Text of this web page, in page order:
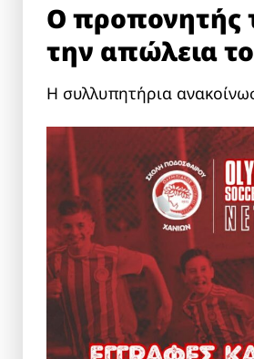
Ο προπονητής
την απώλεια
Η συλλυπητήρια